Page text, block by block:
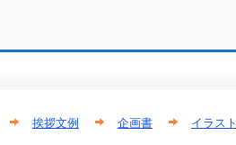
挨拶文例 企画書
イラスト